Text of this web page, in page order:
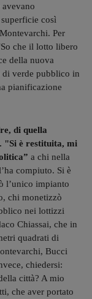
così
Per
che il lotto libero
della nuova
di verde pubblico in
pianificazione
di quella
"Si è restituita, mi
a chi nella
compiuto. Si è
l’unico impianto
chi monetizzò
nei lottizzi
Chiassai, che in
quadrati di
Bucci
chiedersi:
città? A mio
che aver portato